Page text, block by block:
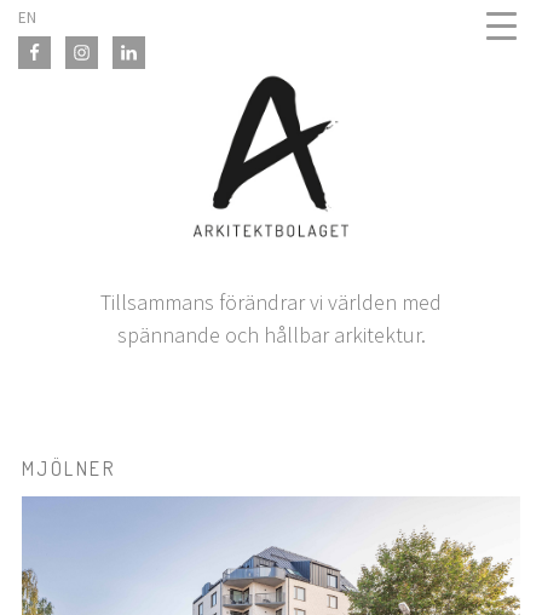
Skip
content
Tillsammans förändrar vi världen med
spännande och hållbar arkitektur.
EN
MJÖLNER